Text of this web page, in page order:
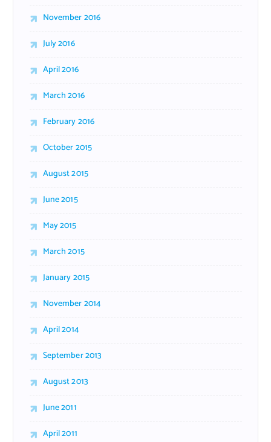
November 2016
July 2016
April 2016
March 2016
February 2016
October 2015
August 2015
June 2015
May 2015
March 2015
January 2015
November 2014
April 2014
September 2013
August 2013
June 2011
April 2011